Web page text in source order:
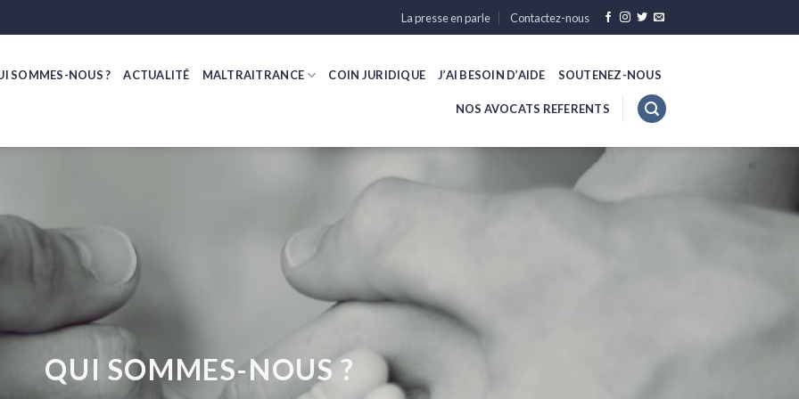
La presse en parle Contactez-nous
SOMMES-NOUS ? ACTUALITÉ MALTRAITRANCE COIN JURIDIQUE J’AI BESOIN D’AIDE SOUTENEZ-NOUS
NOS AVOCATS REFERENTS
QUI SOMMES-NOUS ?